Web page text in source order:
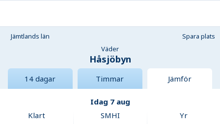
Jämtlands län
Spara plats
Väder
Håsjöbyn
14 dagar Timmar Jämför
Idag 7 aug
Klart
SMHI Yr